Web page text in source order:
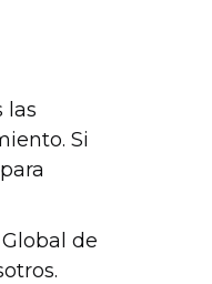
las
Si
de